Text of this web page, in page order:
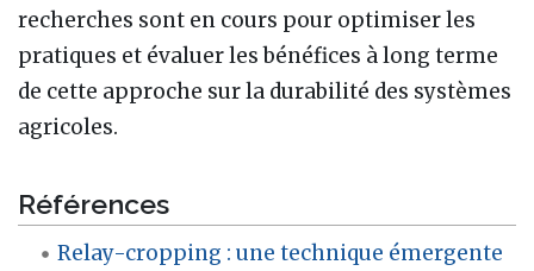
recherches sont en cours pour optimiser les
pratiques et évaluer les bénéfices à long terme
de cette approche sur la durabilité des systèmes
agricoles.
Références
Relay-cropping : une technique émergente